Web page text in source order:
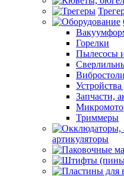
Горелки
Пылесосы
Запчасти,
Триммеры
артикуляторы